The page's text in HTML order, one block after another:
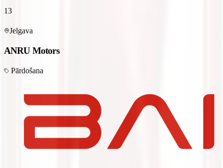
13
Jelgava
ANRU Motors
Pārdošana